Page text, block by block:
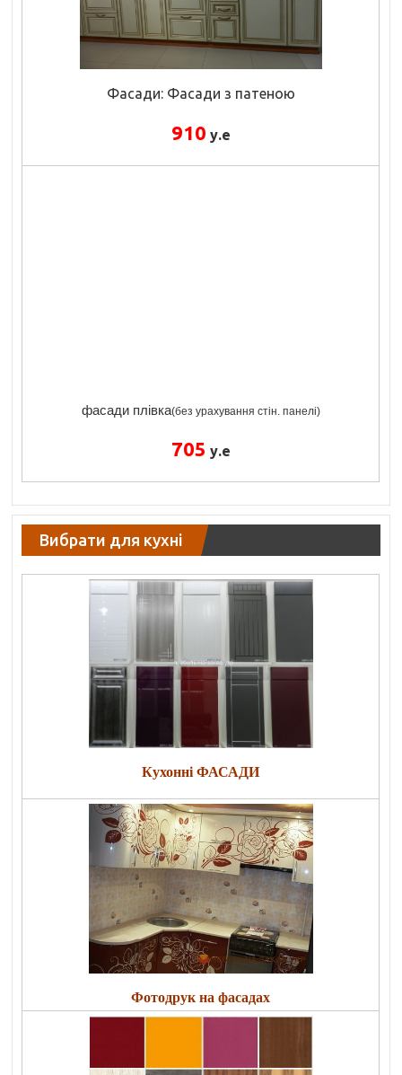
Фасади: Фасади з патеною
910 у.е
фасади плівка(без урахування стін. панелі)
705 у.е
Вибрати для кухні
Кухонні ФАСАДИ
Фотодрук на фасадах